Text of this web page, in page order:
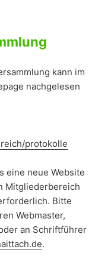
kann im
nachgelesen
protokolle
eine neue Website
Mitgliederbereich
Bitte
Webmaster,
an Schriftführer
.